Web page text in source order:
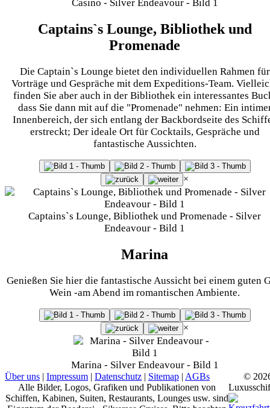
Casino - Silver Endeavour - Bild 1
Captains`s Lounge, Bibliothek und
Promenade
Die Captain`s Lounge bietet den individuellen Rahmen für
Vorträge und Gespräche mit dem Expeditions-Team.
finden Sie aber auch in der Bibliothek ein interessantes
dass Sie dann mit auf die "Promenade" nehmen: Ein
Innenbereich, der sich entlang der Backbordseite des
erstreckt; Der ideale Ort für Cocktails, Gespräche und
fantastische Aussichten.
×
Captains`s Lounge, Bibliothek und Promenade - Silver
Endeavour - Bild 1
Marina
Genießen Sie hier die fantastische Aussicht bei einem guten
Wein -am Abend im romantischen Ambiente.
×
Marina - Silver Endeavour - Bild 1
Über uns | Impressum | Datenschutz | Sitemap | AGBs
Alle Bilder, Logos, Grafiken und Publikationen von
Schiffen, Kabinen, Suiten, Restaurants, Lounges usw. sind
©